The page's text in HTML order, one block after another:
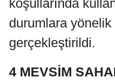
koşullarında
durumlara yönelik
gerçekleştirildi.
4 MEVSİM